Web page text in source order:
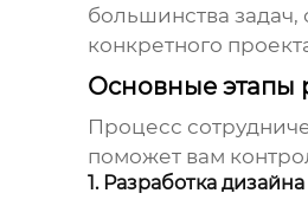
большинства
конкретного
Основные этапы
Процесс
поможет вам
1. Разработка